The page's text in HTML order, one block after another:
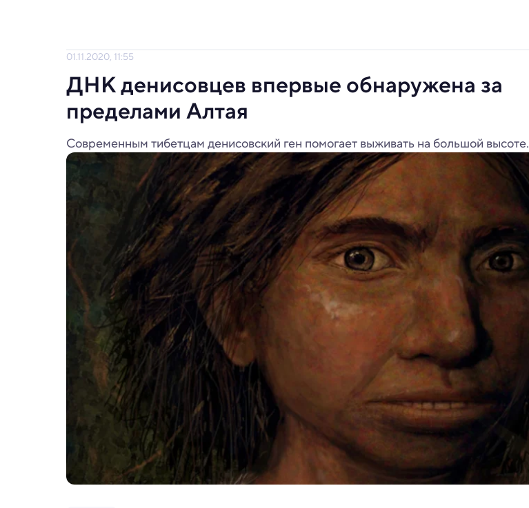
01.11.2020, 11:55
ДНК денисовцев впервые обнаружена за
пределами Алтая
Современным тибетцам денисовский ген помогает выживать на большой высоте.